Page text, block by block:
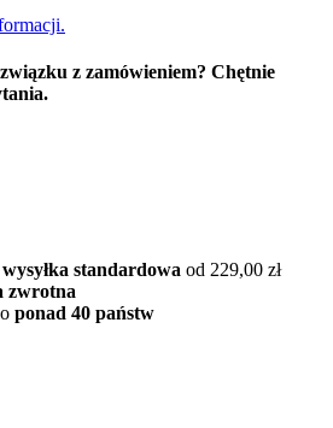
z zamówieniem? Chętnie
standardowa od 229,00 zł
zwrotna
ponad 40 państw